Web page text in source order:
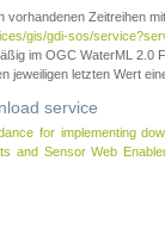
Zeitreihen
gis/gdi-sos/
im OGC WaterML 2.0
jeweiligen letzten Wert
service
for implementing
and Sensor Web